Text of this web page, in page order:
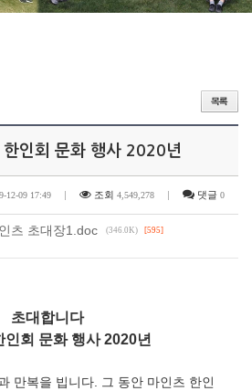
인회 문화 행사 2020년
12-09 17:49 조회 4,549,278 댓글 0
츠 초대장1.doc (346.0K)
[595]
초대합니다
인회 문화 행사 2020년
만복을 빕니다. 그 동안 마인츠 한인